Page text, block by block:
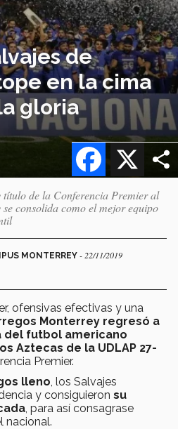
de
en la cima
gloria
X
Facebook
de la Conferencia Premier al
consolida como el mejor equipo
MONTERREY - 22/11/2019
ofensivas efectivas y una
Monterrey regresó a
del futbol americano
Aztecas de la UDLAP 27-
Premier.
lleno , los Salvajes
y consiguieron su
, para así consagrase
nacional.